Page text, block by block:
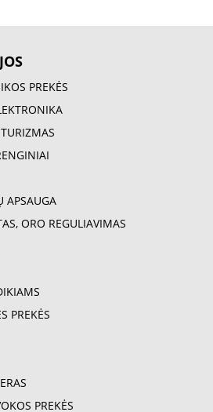
PREKĖS
APSAUGA
ORO REGULIAVIMAS
PREKĖS
PREKĖS